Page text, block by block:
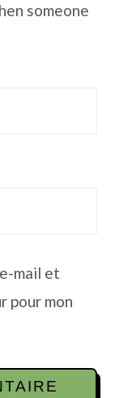
someone
mail et
pour mon